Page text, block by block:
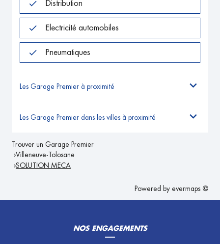
Distribution
Electricité automobiles
Pneumatiques
Les Garage Premier à proximité
Les Garage Premier dans les villes à proximité
Trouver un Garage Premier
Villeneuve-Tolosane
SOLUTION MECA
Powered by evermaps ©
NOS ENGAGEMENTS